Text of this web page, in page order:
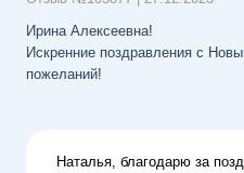
Ирина Алексеевна!
Искренние поздравления с
пожеланий!
Наталья, благодарю за